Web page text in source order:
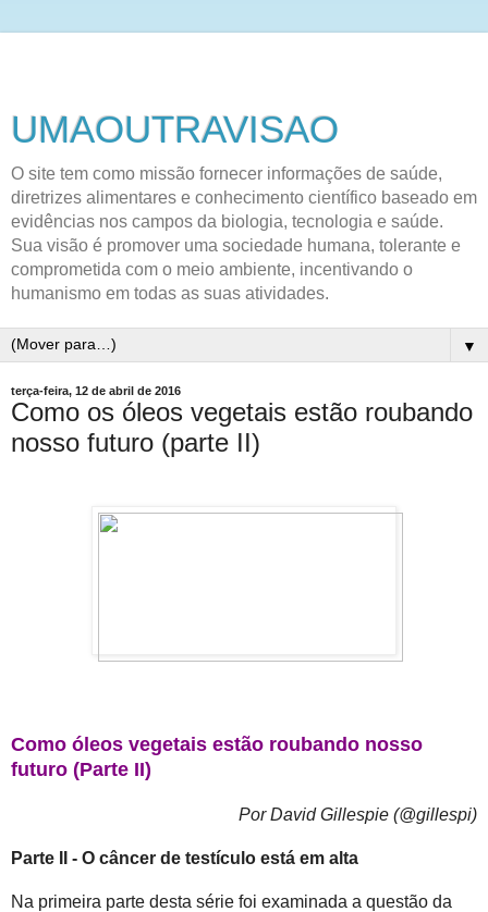
UMAOUTRAVISAO
O site tem como missão fornecer informações de saúde,
diretrizes alimentares e conhecimento científico baseado em
evidências nos campos da biologia, tecnologia e saúde.
Sua visão é promover uma sociedade humana, tolerante e
comprometida com o meio ambiente, incentivando o
humanismo em todas as suas atividades.
▼
terça-feira, 12 de abril de 2016
Como os óleos vegetais estão roubando
nosso futuro (parte II)
Como óleos vegetais estão roubando nosso
futuro (Parte II)
Por David Gillespie (@gillespi)
Parte II - O câncer de testículo está em alta
Na primeira parte desta série foi examinada a questão da